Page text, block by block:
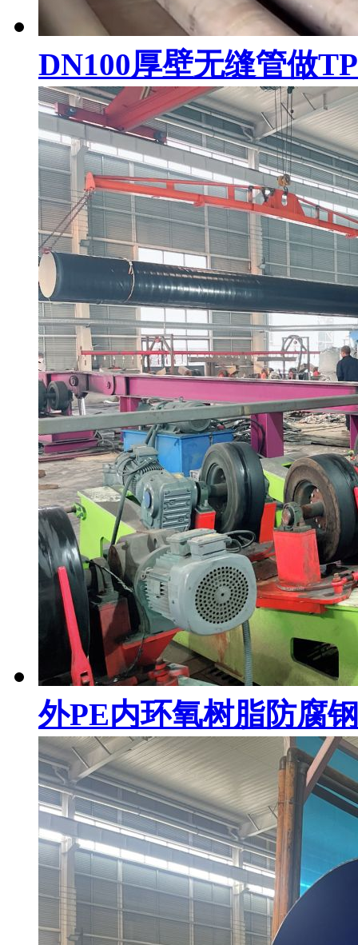
DN100厚壁无缝管做
外PE内环氧树脂防腐